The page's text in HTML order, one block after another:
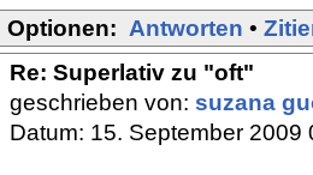
Optionen: Antworten •
Re: Superlativ zu "oft"
geschrieben von: suzana
Datum: 15. September 2009